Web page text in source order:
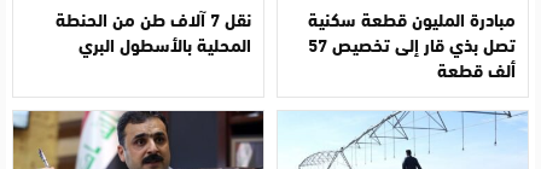
مبادرة المليون قطعة سكنية
تصل بذي قار إلى تخصيص 57
ألف قطعة
نقل 7 آلاف طن من الحنطة
المحلية بالأسطول البري